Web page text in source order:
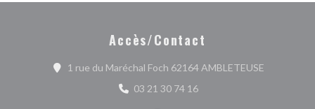
Accès/Contact
1 rue du Maréchal Foch 62164 AMBLETEUSE((ouvre
03 21 30 74 16